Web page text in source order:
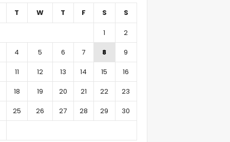
T W T F S S
1
2
4 5 6 7 8
9
11 12 13 14 15
16
18 19 20 21 22
23
25 26 27 28 29
30